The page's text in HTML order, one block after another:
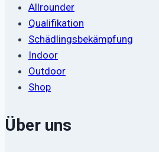
Allrounder
Qualifikation
Schädlingsbekämpfung
Indoor
Outdoor
Shop
Über uns